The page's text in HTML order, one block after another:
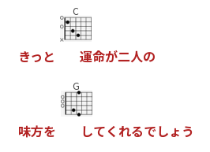
きっ と
C
運命が二人の
味方を
G
してく れるでしょ う